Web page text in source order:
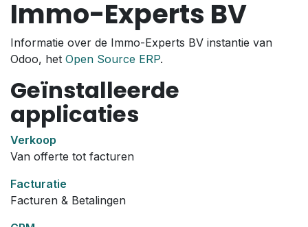
Overslaan naar inhoud
Immo-Experts BV
Informatie over de Immo-Experts BV instantie van
Odoo, het Open Source ERP.
Geïnstalleerde
applicaties
Verkoop
Van offerte tot facturen
Facturatie
Facturen & Betalingen